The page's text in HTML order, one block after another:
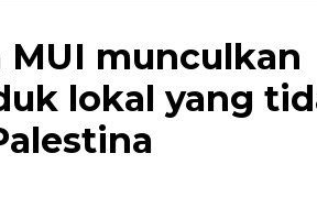
MUI munculkan
lokal yang